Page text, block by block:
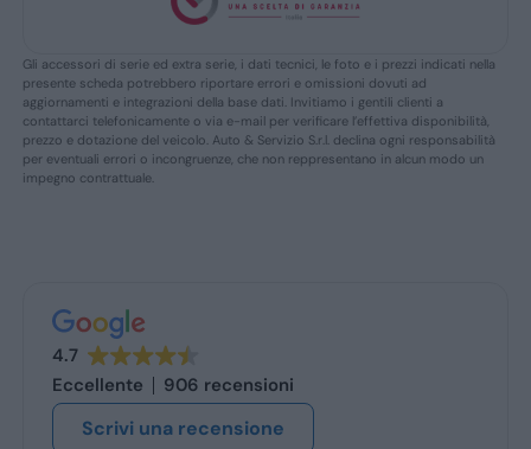
Gli accessori di serie ed extra serie, i dati tecnici, le foto e i prezzi indicati nella
presente scheda potrebbero riportare errori e omissioni dovuti ad
aggiornamenti e integrazioni della base dati. Invitiamo i gentili clienti a
contattarci telefonicamente o via e-mail per verificare l’effettiva disponibilità,
prezzo e dotazione del veicolo. Auto & Servizio S.r.l. declina ogni responsabilità
per eventuali errori o incongruenze, che non reppresentano in alcun modo un
impegno contrattuale.
4.7
Eccellente
906 recensioni
Scrivi una recensione